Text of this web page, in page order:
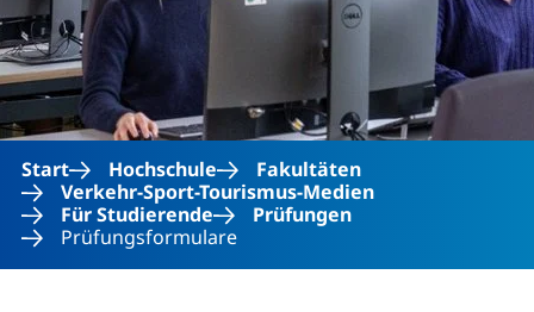
Start Hochschule
Fakultäten
Verkehr-Sport-Tourismus-Medien
Für Studierende
Prüfungen
Prüfungsformulare